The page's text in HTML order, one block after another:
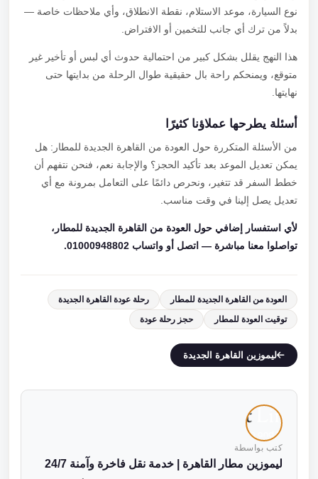
نوع السيارة، موعد الاستلام، نقطة الانطلاق، وأي ملاحظات خاصة —
بدلاً من ترك أي جانب للتخمين أو الافتراض.
هذا النهج يقلل بشكل كبير من احتمالية حدوث أي لبس أو تأخير غير
متوقع، ويمنحكم راحة بال حقيقية طوال الرحلة من بدايتها حتى
نهايتها.
أسئلة يطرحها عملاؤنا كثيرًا
من الأسئلة المتكررة حول العودة من القاهرة الجديدة للمطار: هل
يمكن تعديل الموعد بعد تأكيد الحجز؟ والإجابة نعم، فنحن نتفهم أن
خطط السفر قد تتغير، ونحرص دائمًا على التعامل بمرونة مع أي
تعديل يصل إلينا في وقت مناسب.
لأي استفسار إضافي حول العودة من القاهرة الجديدة للمطار،
تواصلوا معنا مباشرة — اتصل أو واتساب 01000948802.
العودة من القاهرة الجديدة للمطار
رحلة عودة القاهرة الجديدة
توقيت العودة للمطار
حجز رحلة عودة
ليموزين القاهرة الجديدة
كتب بواسطة
ليموزين مطار القاهرة | خدمة نقل فاخرة وآمنة 24/7